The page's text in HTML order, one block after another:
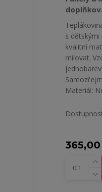
s
kvalitní
milovat.
Materiál: